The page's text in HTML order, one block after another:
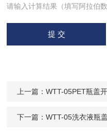
请输入计算结果（填写阿拉伯
上一篇：WTT-05PET瓶盖
下一篇：WTT-05洗衣液瓶